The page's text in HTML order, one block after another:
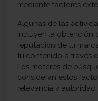
mediante factores
Algunas de las
incluyen la obtención
reputación de tu
tu contenido a través
Los motores de
consideran estos
relevancia y autoridad